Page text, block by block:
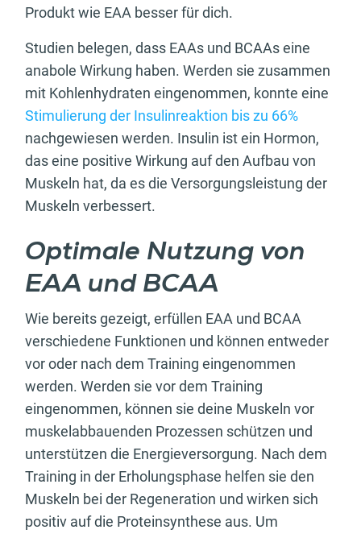
Produkt wie EAA besser für dich.
Studien belegen, dass EAAs und BCAAs eine
anabole Wirkung haben. Werden sie zusammen
mit Kohlenhydraten eingenommen, konnte eine
Stimulierung der Insulinreaktion bis zu 66%
nachgewiesen werden. Insulin ist ein Hormon,
das eine positive Wirkung auf den Aufbau von
Muskeln hat, da es die Versorgungsleistung der
Muskeln verbessert.
Optimale Nutzung von
EAA und BCAA
Wie bereits gezeigt, erfüllen EAA und BCAA
verschiedene Funktionen und können entweder
vor oder nach dem Training eingenommen
werden. Werden sie vor dem Training
eingenommen, können sie deine Muskeln vor
muskelabbauenden Prozessen schützen und
unterstützen die Energieversorgung. Nach dem
Training in der Erholungsphase helfen sie den
Muskeln bei der Regeneration und wirken sich
positiv auf die Proteinsynthese aus. Um